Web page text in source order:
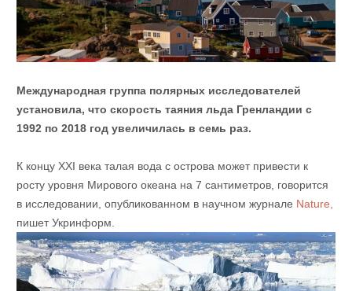
Международная группа полярных исследователей
установила, что скорость таяния льда Гренландии с
1992 по 2018 год увеличилась в семь раз.
К концу XXI века талая вода с острова может привести к
росту уровня Мирового океана на 7 сантиметров, говорится
в исследовании, опубликованном в научном журнале Nature,
пишет Укринформ.